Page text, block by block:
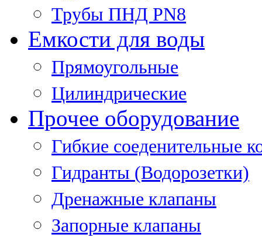
Трубы ПНД PN8
Емкости для воды
Прямоугольные
Цилиндрические
Прочее оборудование
Гибкие соеденительные
Гидранты (Водорозетки)
Дренажные клапаны
Запорные клапаны